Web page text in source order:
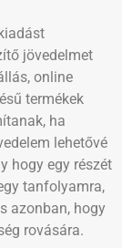
jövedelmet
online
termékek
ha
lehetővé
hogy egy részét
tanfolyamra,
azonban, hogy
rovására.